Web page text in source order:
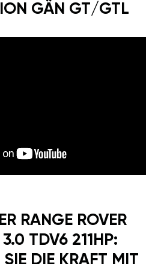
GÄN GT/GTL
RANGE ROVER
TDV6 211HP:
SIE DIE KRAFT MIT